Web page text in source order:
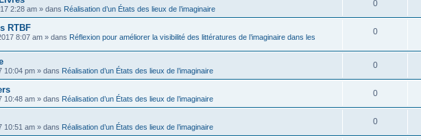
2:28 am » dans Réalisation d’un États des lieux de l’imaginaire
0
RTBF
8:07 am » dans Réflexion pour améliorer la visibilité des littératures de l’imaginaire dans les
0
10:04 pm » dans Réalisation d’un États des lieux de l’imaginaire
0
10:48 am » dans Réalisation d’un États des lieux de l’imaginaire
0
10:51 am » dans Réalisation d’un États des lieux de l’imaginaire
0